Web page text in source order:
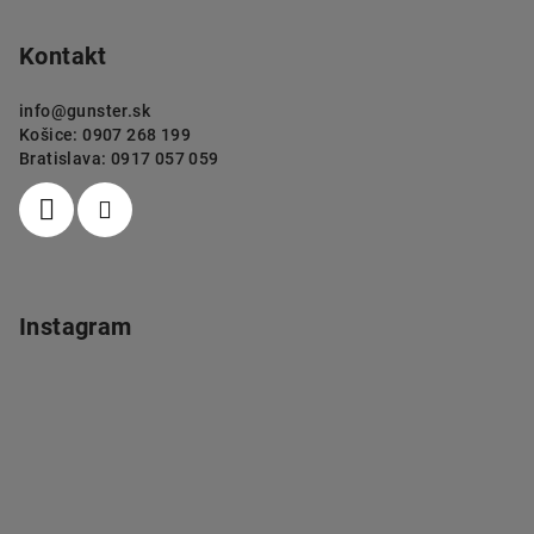
Kontakt
info@gunster.sk
Košice: 0907 268 199
Bratislava: 0917 057 059
Instagram